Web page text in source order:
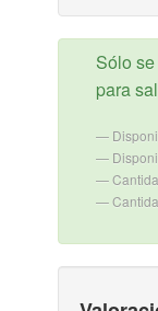
Sólo
para